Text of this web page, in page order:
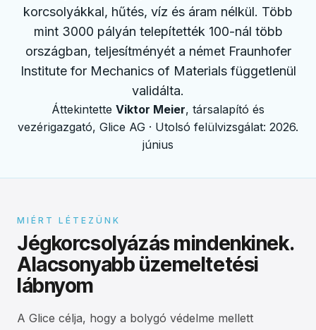
korcsolyákkal, hűtés, víz és áram nélkül. Több
mint 3000 pályán telepítették 100-nál több
országban, teljesítményét a német Fraunhofer
Institute for Mechanics of Materials függetlenül
validálta.
Áttekintette Viktor Meier, társalapító és
vezérigazgató, Glice AG · Utolsó felülvizsgálat: 2026.
június
MIÉRT LÉTEZÜNK
Jégkorcsolyázás mindenkinek.
Alacsonyabb üzemeltetési
lábnyom
A Glice célja, hogy a bolygó védelme mellett